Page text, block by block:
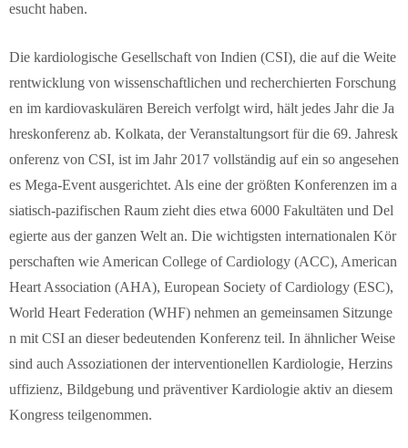
esucht haben.
Die kardiologische Gesellschaft von Indien (CSI), die auf die Weite
rentwicklung von wissenschaftlichen und recherchierten Forschung
en im kardiovaskulären Bereich verfolgt wird, hält jedes Jahr die Ja
hreskonferenz ab. Kolkata, der Veranstaltungsort für die 69. Jahresk
onferenz von CSI, ist im Jahr 2017 vollständig auf ein so angesehen
es Mega-Event ausgerichtet. Als eine der größten Konferenzen im a
siatisch-pazifischen Raum zieht dies etwa 6000 Fakultäten und Del
egierte aus der ganzen Welt an. Die wichtigsten internationalen Kör
perschaften wie American College of Cardiology (ACC), American
Heart Association (AHA), European Society of Cardiology (ESC),
World Heart Federation (WHF) nehmen an gemeinsamen Sitzunge
n mit CSI an dieser bedeutenden Konferenz teil. In ähnlicher Weise
sind auch Assoziationen der interventionellen Kardiologie, Herzins
uffizienz, Bildgebung und präventiver Kardiologie aktiv an diesem
Kongress teilgenommen.